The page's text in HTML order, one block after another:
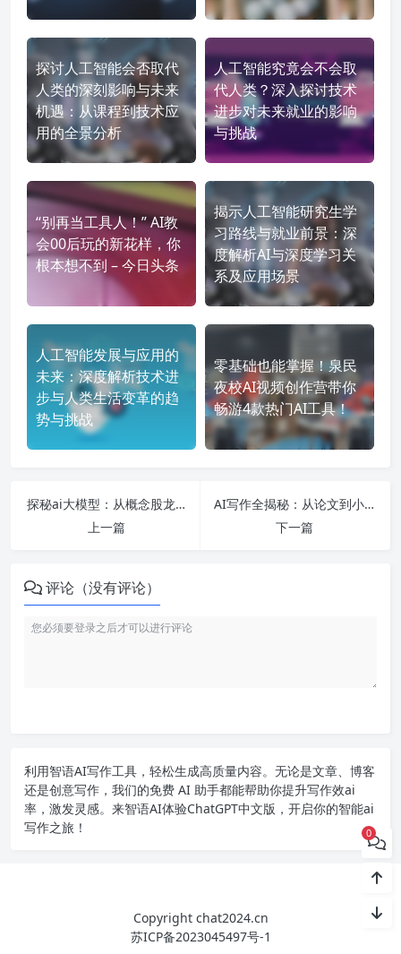
探讨人工智能会否取代
人类的深刻影响与未来
机遇：从课程到技术应
用的全景分析
人工智能究竟会不会取
代人类？深入探讨技术
进步对未来就业的影响
与挑战
“别再当工具人！” AI教
会00后玩的新花样，你
根本想不到 – 今日头条
揭示人工智能研究生学
习路线与就业前景：深
度解析AI与深度学习关
系及应用场景
人工智能发展与应用的
未来：深度解析技术进
步与人类生活变革的趋
势与挑战
零基础也能掌握！泉民
夜校AI视频创作营带你
畅游4款热门AI工具！
探秘ai大模型：从概念股龙头到实战营课程的全面解析与前景展望
上一篇
AI写作全揭秘：从论文到小说与歌词，最新软件推荐与风险分析！
下一篇
评论（没有评论）
利用智语AI写作工具，轻松生成高质量内容。无论是文章、博客
还是创意写作，我们的免费 AI 助手都能帮助你提升写作效ai
率，激发灵感。来智语AI体验ChatGPT中文版 ，开启你的智能ai
写作之旅！
0
Copyright chat2024.cn
苏ICP备2023045497号-1